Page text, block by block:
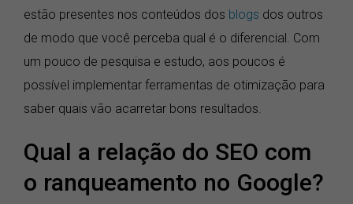
estão presentes nos conteúdos dos blogs dos outros
de modo que você perceba qual é o diferencial. Com
um pouco de pesquisa e estudo, aos poucos é
possível implementar ferramentas de otimização para
saber quais vão acarretar bons resultados.
Qual a relação do SEO com
o ranqueamento no Google?